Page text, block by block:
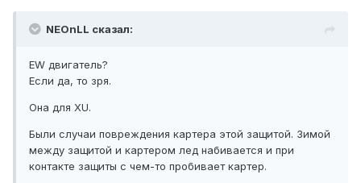
NEOnLL сказал:
EW двигатель?
Если да, то зря.
Она для XU.
Были случаи повреждения картера этой защитой. Зимой
между защитой и картером лед набивается и при
контакте защиты с чем-то пробивает картер.